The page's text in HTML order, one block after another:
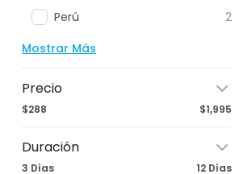
Perú
2
Mostrar Más
Precio
$288 $1,995
Duración
3 Días 12 Días